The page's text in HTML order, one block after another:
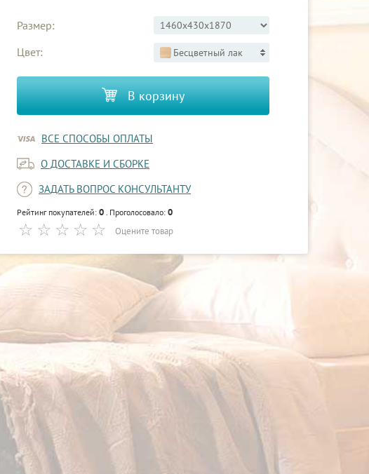
Размер:
Цвет:
Бесцветный лак
В корзину
ВСЕ СПОСОБЫ ОПЛАТЫ
О ДОСТАВКЕ И СБОРКЕ
ЗАДАТЬ ВОПРОС КОНСУЛЬТАНТУ
Рейтинг покупателей: 0 . Проголосовало: 0
Оцените товар